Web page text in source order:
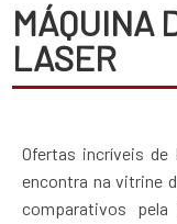
MÁQUINA
LASER
Ofertas incríveis de
encontra na vitrine
comparativos